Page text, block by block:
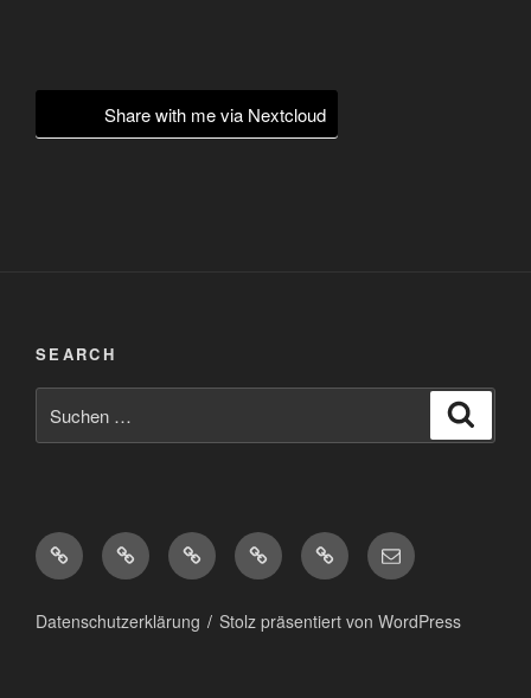
Share with me via Nextcloud
SEARCH
nach:
Diaspora*PixelfedPeertubeMastodonMatrix eMail
Datenschutzerklärung Stolz präsentiert von WordPress